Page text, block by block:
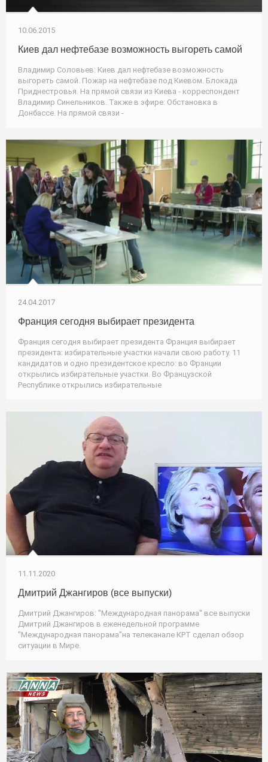
10.06.2015
Киев дал нефтебазе возможность выгореть самой
Владимир Соловьев: Киев дал нефтебазе возможность
выгореть самой. Пожар на нефтебазе под Киевом. Блокада
Приднестровья. На прямой связи из Киева - корреспондент
Владимир Синельников. Также в эфире: Обстановка в
Донбассе. На прямой связи -
24.04.2017
Франция сегодня выбирает президента
Франция сегодня выбирает президента Франция выбирает
президента: избирательные участки начали свою работу. 11
кандидатов и одно президентское кресло: во Франции
открылись избирательные участки. Во Французской
Республике открылись избирательные
11.11.2020
Дмитрий Джангиров (все выпуски)
Дмитрий Джангиров: "Международная панорама" все выпуски
Дмитрий Джангиров в еженедельной программе
"Международная панорама"на телеканале КРТ сделал обзор
ситуации в Мире.